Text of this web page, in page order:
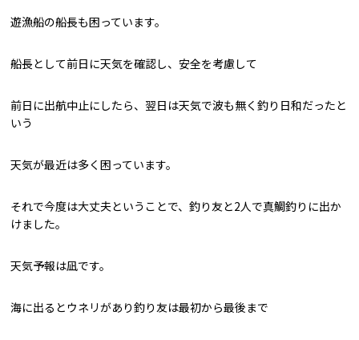
遊漁船の船長も困っています。
船長として前日に天気を確認し、安全を考慮して
前日に出航中止にしたら、翌日は天気で波も無く釣り日和だったと
いう
天気が最近は多く困っています。
それで今度は大丈夫ということで、釣り友と2人で真鯛釣りに出か
けました。
天気予報は凪です。
海に出るとウネリがあり釣り友は最初から最後まで